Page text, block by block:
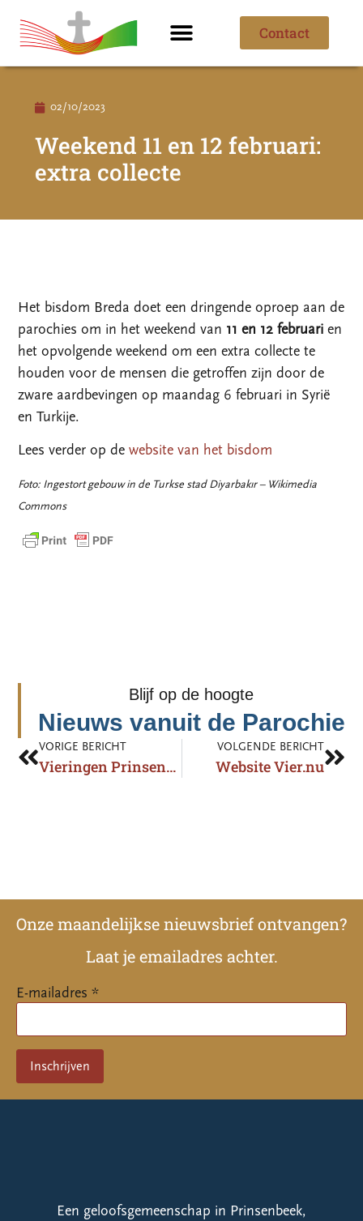
Contact
02/10/2023
Weekend 11 en 12 februari:
extra collecte
Het bisdom Breda doet een dringende oproep aan de
parochies om in het weekend van 11 en 12 februari en
het opvolgende weekend om een extra collecte te
houden voor de mensen die getroffen zijn door de
zware aardbevingen op maandag 6 februari in Syrië
en Turkije.
Lees verder op dewebsite van het bisdom
Foto: Ingestort gebouw in de Turkse stad Diyarbakır – Wikimedia
Commons
Blijf op de hoogte
Nieuws vanuit de Parochie
VORIGE BERICHT
Vieringen Prinsenbeek vanaf nu te volgen via kerkdienstgemist.nl
VOLGENDE BERICHT
Website Vier.nu
Onze maandelijkse nieuwsbrief ontvangen?
Laat je emailadres achter.
E-mailadres *
Een geloofsgemeenschap in Prinsenbeek,